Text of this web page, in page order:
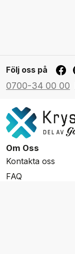
Följ oss på
0700-34 00 00
Om Oss
Kontakta oss
FAQ